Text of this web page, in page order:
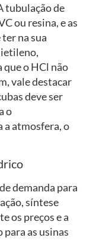
tubulação de
ou resina, e as
na sua
o HCl não
vale destacar
deve ser
o
a atmosfera, o
demanda para
síntese
os preços e a
as usinas